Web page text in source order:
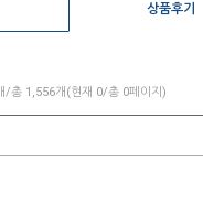
상품후기